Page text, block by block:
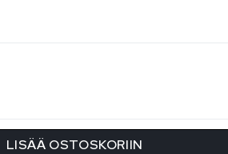
LISÄÄ OSTOSKORIIN